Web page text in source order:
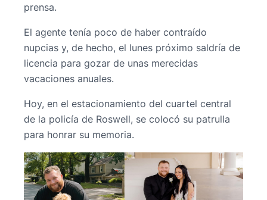
prensa.
El agente tenía poco de haber contraído
nupcias y, de hecho, el lunes próximo saldría de
licencia para gozar de unas merecidas
vacaciones anuales.
Hoy, en el estacionamiento del cuartel central
de la policía de Roswell, se colocó su patrulla
para honrar su memoria.